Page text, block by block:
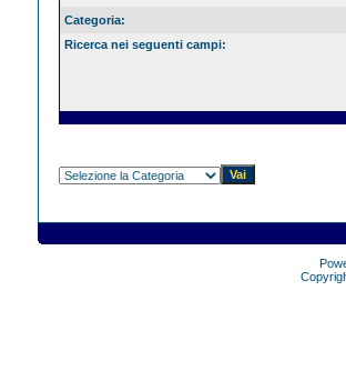
Categoria:
Ricerca nei seguenti campi: